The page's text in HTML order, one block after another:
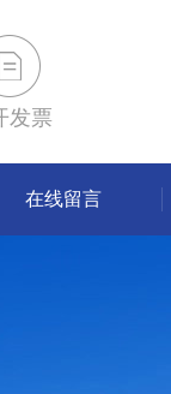
发票
在线留言